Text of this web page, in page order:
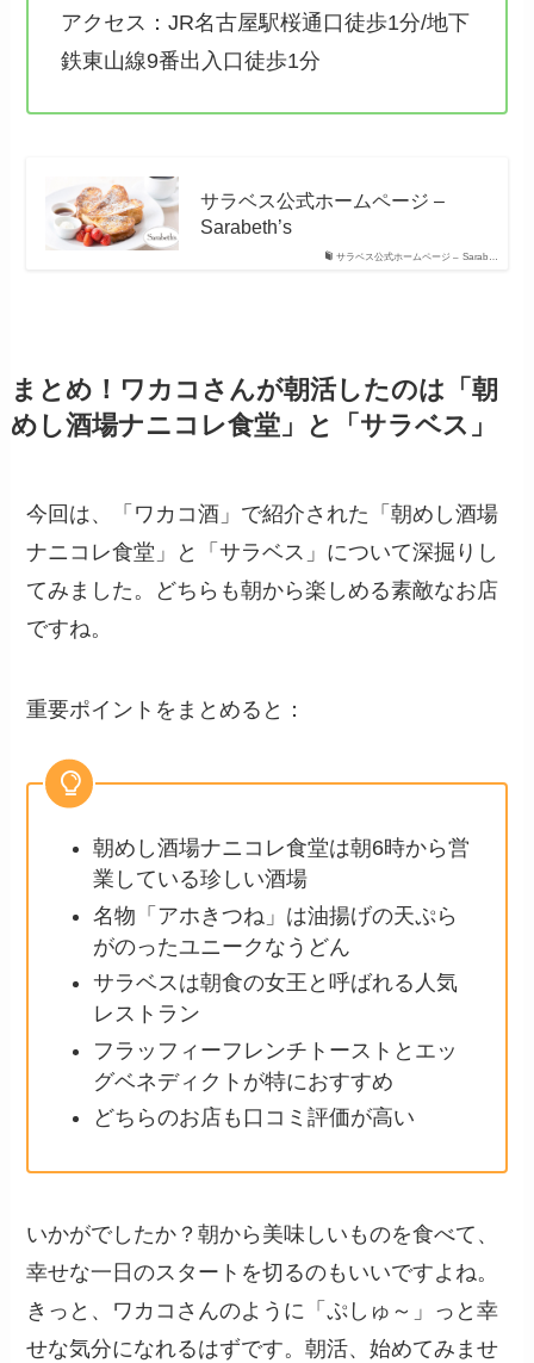
アクセス：JR名古屋駅桜通口徒歩1分/地下
鉄東山線9番出入口徒歩1分
サラベス公式ホームページ – Sarab…
サラベス公式ホームページ –
Sarabeth’s
まとめ！ワカコさんが朝活したのは「朝
めし酒場ナニコレ食堂」と「サラベス」
今回は、「ワカコ酒」で紹介された「朝めし酒場
ナニコレ食堂」と「サラベス」について深掘りし
てみました。どちらも朝から楽しめる素敵なお店
ですね。
重要ポイントをまとめると：
朝めし酒場ナニコレ食堂は朝6時から営
業している珍しい酒場
名物「アホきつね」は油揚げの天ぷら
がのったユニークなうどん
サラベスは朝食の女王と呼ばれる人気
レストラン
フラッフィーフレンチトーストとエッ
グベネディクトが特におすすめ
どちらのお店も口コミ評価が高い
いかがでしたか？朝から美味しいものを食べて、
幸せな一日のスタートを切るのもいいですよね。
きっと、ワカコさんのように「ぷしゅ～」っと幸
せな気分になれるはずです。朝活、始めてみませ